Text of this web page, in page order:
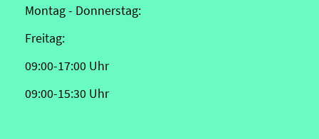
Montag - Donnerstag:
Freitag:
09:00-17:00 Uhr
09:00-15:30 Uhr